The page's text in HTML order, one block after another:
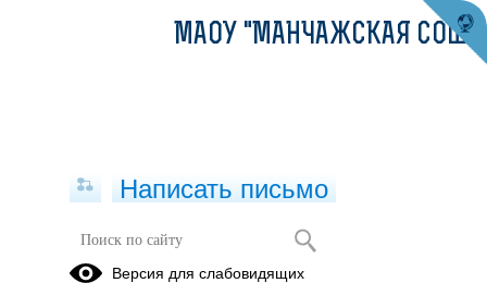
Публикации за 01.06.2026
МАОУ "МАНЧАЖСКАЯ СОШ"
Написать письмо
Версия для слабовидящих